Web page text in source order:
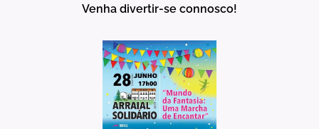
Venha divertir-se connosco!